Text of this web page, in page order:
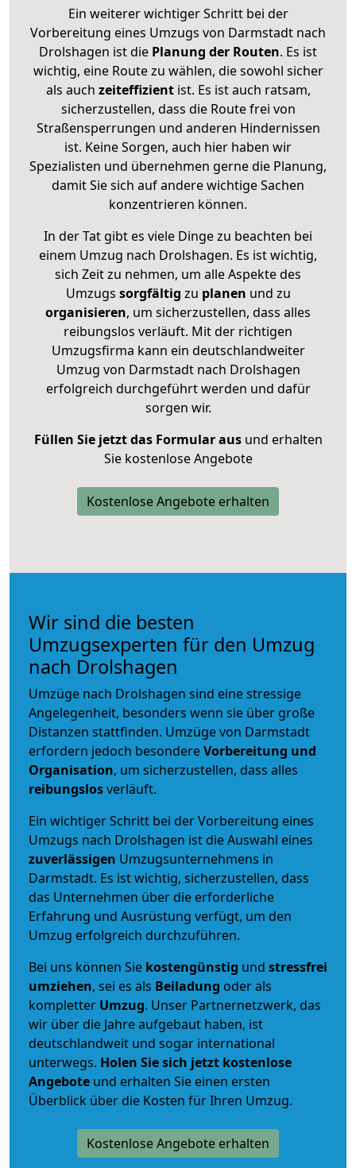
Ein weiterer wichtiger Schritt bei der
Vorbereitung eines Umzugs von Darmstadt nach
Drolshagen ist die Planung der Routen. Es ist
wichtig, eine Route zu wählen, die sowohl sicher
als auch zeiteffizientist. Es ist auch ratsam,
sicherzustellen, dass die Route frei von
Straßensperrungen und anderen Hindernissen
ist. Keine Sorgen, auch hier haben wir
Spezialisten und übernehmen gerne die Planung,
damit Sie sich auf andere wichtige Sachen
konzentrieren können.
In der Tat gibt es viele Dinge zu beachten bei
einem Umzug nach Drolshagen. Es ist wichtig,
sich Zeit zu nehmen, um alle Aspekte des
Umzugs sorgfältig zu planen und zu
organisieren, um sicherzustellen, dass alles
reibungslos verläuft. Mit der richtigen
Umzugsfirma kann ein deutschlandweiter
Umzug von Darmstadt nach Drolshagen
erfolgreich durchgeführt werden und dafür
sorgen wir.
Füllen Sie jetzt das Formular ausund erhalten
Sie kostenlose Angebote
Kostenlose Angebote erhalten
Wir sind die besten
Umzugsexperten für den Umzug
nach Drolshagen
Umzüge nach Drolshagen sind eine stressige
Angelegenheit, besonders wenn sie über große
Distanzen stattfinden. Umzüge von Darmstadt
erfordern jedoch besondereVorbereitung und
Organisation, um sicherzustellen, dass alles
reibungslosverläuft.
Ein wichtiger Schritt bei der Vorbereitung eines
Umzugs nach Drolshagen ist die Auswahl eines
zuverlässigen Umzugsunternehmens in
Darmstadt. Es ist wichtig, sicherzustellen, dass
das Unternehmen über die erforderliche
Erfahrung und Ausrüstung verfügt, um den
Umzug erfolgreich durchzuführen.
Bei uns können Sie kostengünstig und stressfrei
umziehen, sei es als Beiladung oder als
kompletter Umzug. Unser Partnernetzwerk, das
wir über die Jahre aufgebaut haben, ist
deutschlandweit und sogar international
unterwegs. Holen Sie sich jetzt kostenlose
Angebote und erhalten Sie einen ersten
Überblick über die Kosten für Ihren Umzug.
Kostenlose Angebote erhalten